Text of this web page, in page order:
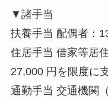
▼諸手当
扶養手当 配偶者：
住居手当 借家等居
27,000 円を限度に
通勤手当 交通機関